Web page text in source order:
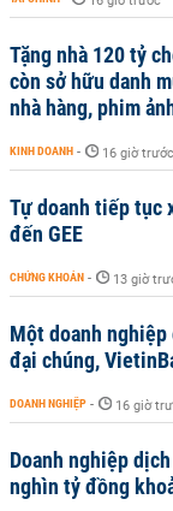
Tặng nhà 120 tỷ
còn sở hữu danh
nhà hàng, phim
KINH DOANH - 16 giờ trước
Tự doanh tiếp tục
đến GEE
CHỨNG KHOÁN - 13 giờ
Một doanh
đại chúng,
DOANH NGHIỆP - 16 giờ
Doanh nghiệp
nghìn tỷ đồng